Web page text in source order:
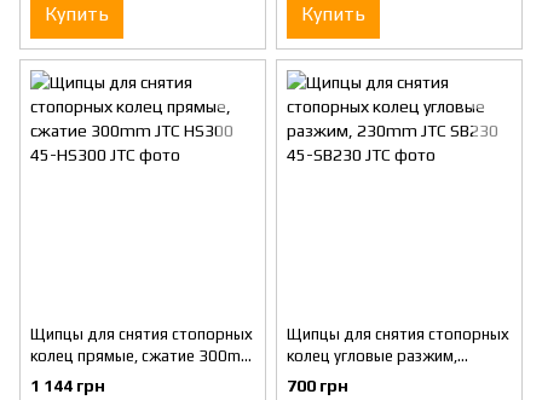
Купить Купить
Щипцы для снятия стопорных
колец прямые, сжатие 300mm
JTC HS300
1 144 грн
Щипцы для снятия стопорных
колец угловые разжим,
230mm JTC SB230
700 грн